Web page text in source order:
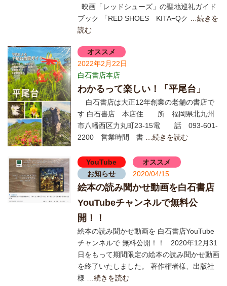
映画「レッドシューズ」の聖地巡礼ガイド
ブック 「RED SHOES KITA−Qク
…続きを
読む
オススメ
2022年2月22日
白石書店本店
わかるって楽しい！「平尾台」
白石書店は大正12年創業の老舗の書店で
す 白石書店 本店住 所 福岡県北九州
市八幡西区力丸町23-15電 話 093-601-
2200 営業時間 書…続きを読む
YouTube
オススメ
お知らせ
2020/04/15
絵本の読み聞かせ動画を白石書店
YouTubeチャンネルで無料公
開！！
絵本の読み聞かせ動画を 白石書店YouTube
チャンネルで 無料公開！！ 2020年12月31
日をもって期間限定の絵本の読み聞かせ動画
を終了いたしました。 著作権者様、出版社
様 …続きを読む